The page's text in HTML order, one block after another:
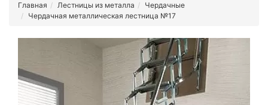
Главная Лестницы из металла
Чердачные
Чердачная металлическая лестница №17